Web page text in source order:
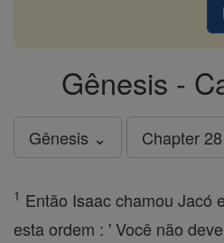
Gênesis -
Gênesis ⌄ Chapter
1 Então Isaac chamou Jacó
esta ordem : ' Você não